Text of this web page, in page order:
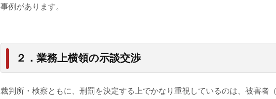
事例があります。
２．業務上横領の示談交渉
裁判所・検察ともに、刑罰を決定する上でかなり重視しているのは、被害者